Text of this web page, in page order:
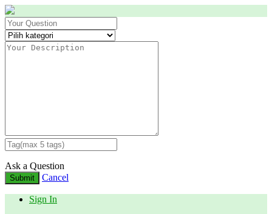
Ask a Question
Submit Cancel
Sign In